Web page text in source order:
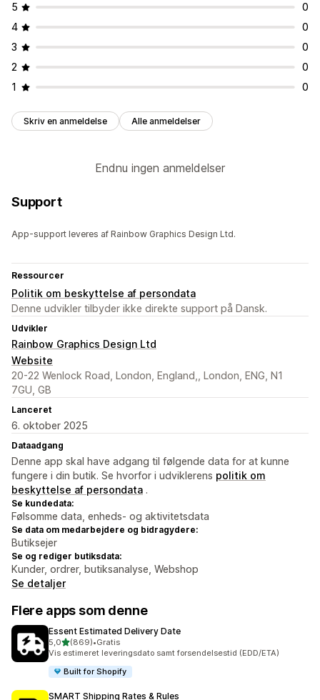
5
0
4
0
3
0
2
0
1
0
Skriv en anmeldelse Alle anmeldelser
Endnu ingen anmeldelser
Support
App-support leveres af Rainbow Graphics Design Ltd.
Ressourcer
Politik om beskyttelse af persondata
Denne udvikler tilbyder ikke direkte support på Dansk.
Udvikler
Rainbow Graphics Design Ltd
Website
20-22 Wenlock Road, London, England,, London, ENG, N1
7GU, GB
Lanceret
6. oktober 2025
Dataadgang
Denne app skal have adgang til følgende data for at kunne
fungere i din butik. Se hvorfor i udviklerens politik om
beskyttelse af persondata .
Se kundedata:
Følsomme data, enheds- og aktivitetsdata
Se data om medarbejdere og bidragydere:
Butiksejer
Se og rediger butiksdata:
Kunder, ordrer, butiksanalyse, Webshop
Se detaljer
Flere apps som denne
Essent Estimated Delivery Date
5,0ud af 5 stjerner
(869)
869 anmeldelser i alt
•Gratis
Vis estimeret leveringsdato samt forsendelsestid (EDD/ETA)
Built for Shopify
SMART Shipping Rates & Rules